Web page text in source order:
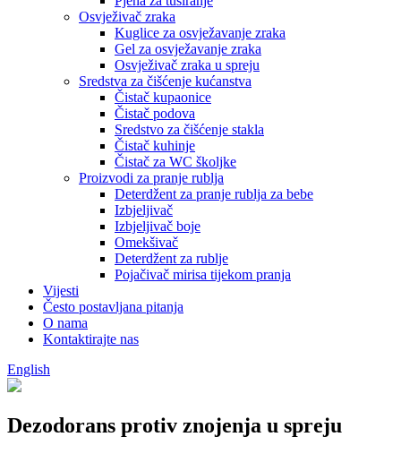
Osvježivač zraka
Kuglice za osvježavanje zraka
Gel za osvježavanje zraka
Osvježivač zraka u spreju
Sredstva za čišćenje kućanstva
Čistač kupaonice
Čistač podova
Sredstvo za čišćenje stakla
Čistač kuhinje
Čistač za WC školjke
Proizvodi za pranje rublja
Deterdžent za pranje rublja za bebe
Izbjeljivač
Izbjeljivač boje
Omekšivač
Deterdžent za rublje
Pojačivač mirisa tijekom pranja
Vijesti
Često postavljana pitanja
O nama
Kontaktirajte nas
English
Dezodorans protiv znojenja u spreju